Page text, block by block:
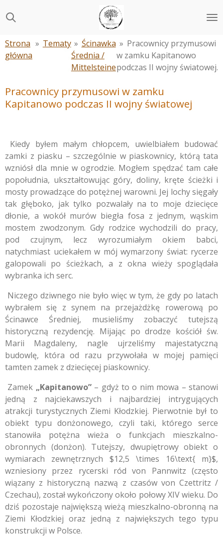
do
treści
Strona
główna
» Tematy » Ścinawka
Średnia /
Mittelsteine
» Pracownicy przymusowi
w zamku Kapitanowo
podczas II wojny światowej.
Pracownicy przymusowi w zamku
Kapitanowo podczas II wojny światowej
Kiedy byłem małym chłopcem, uwielbiałem budować
zamki z piasku – szczególnie w piaskownicy, którą tata
wzniósł dla mnie w ogrodzie. Mogłem spędzać tam całe
popołudnia, ukształtowując góry, doliny, kręte ścieżki i
mosty prowadzące do potężnej warowni. Jej lochy sięgały
tak głęboko, jak tylko pozwalały na to moje dziecięce
dłonie, a wokół murów biegła fosa z jednym, wąskim
mostem zwodzonym. Gdy rodzice wychodzili do pracy,
pod czujnym, lecz wyrozumiałym okiem babci,
natychmiast uciekałem w mój wymarzony świat: rycerze
galopowali po ścieżkach, a z okna wieży spoglądała
wybranka ich serc.
Niczego dziwnego nie było więc w tym, że gdy po latach
wybrałem się z synem na przejażdżkę rowerową po
Ścinawce Średniej, musieliśmy zobaczyć tutejszą
historyczną rezydencję. Mijając po drodze kościół św.
Marii Magdaleny, nagle ujrzeliśmy majestatyczną
budowlę, która od razu przywołała w mojej pamięci
tamten zamek z dziecięcej piaskownicy.
Zamek „Kapitanowo”– gdyż to o nim mowa – stanowi
jedną z najciekawszych i najbardziej intrygujących
atrakcji turystycznych Ziemi Kłodzkiej. Pierwotnie był to
obiekt typu donżonowego, czyli taki, którego serce
stanowiła potężna wieża o funkcjach mieszkalno-
obronnych (donżon). Tutejszy, dwupiętrowy obiekt o
wymiarach zewnętrznych $12,5 \times 16\text{ m}$,
wzniesiony przez rycerski ród von Pannwitz (często
wiązany z historyczną nazwą z czasów von Czettritz /
Czechau), został wykończony około połowy XIV wieku. Do
dziś pozostaje największą wieżą mieszkalno-obronną na
Ziemi Kłodzkiej oraz jedną z największych tego typu
konstrukcji w Polsce.